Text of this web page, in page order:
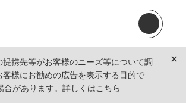
携先等がお客様のニーズ等について調
様にお勧めの広告を表示する目的で
合があります。詳しくはこちら